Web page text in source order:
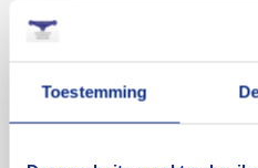
Toestemming
Aanhangwagens,
materiaal huren. Als
betrouwbaar materiaal tegen